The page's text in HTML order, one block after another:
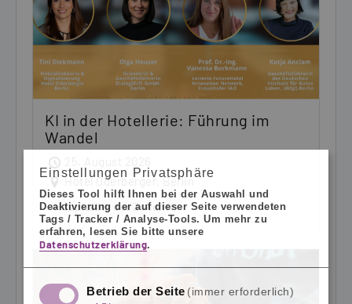
KI in der Hotellerie: Führung im
Wandel
25. August 2026
Hotel Oderberger, Berlin
Hospitality der Zukunft
Einstellungen Privatsphäre
Dieses Tool hilft Ihnen bei der Auswahl und
Deaktivierung der auf dieser Seite verwendeten
Tags / Tracker / Analyse-Tools. Um mehr zu
erfahren, lesen Sie bitte unsere
Datenschutzerklärung.
Betrieb der Seite (immer erforderlich)